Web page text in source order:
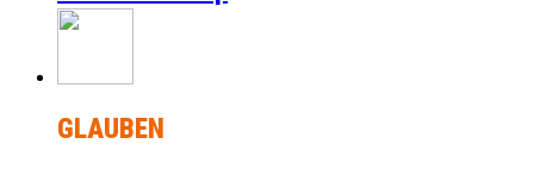
GLAUBEN